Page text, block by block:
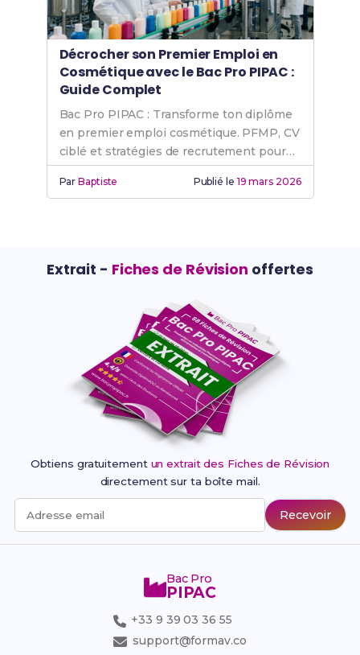
Décrocher son Premier Emploi en
Cosmétique avec le Bac Pro PIPAC :
Guide Complet
Bac Pro PIPAC : Transforme ton diplôme
en premier emploi cosmétique. PFMP, CV
ciblé et stratégies de recrutement pour
réussir.
ParBaptiste Publié le 19 mars 2026
Extrait - Fiches de Révision offertes
Obtiens gratuitement un extrait des Fiches de Révision
directement sur ta boîte mail.
Adresse email Recevoir
Bac Pro
PIPAC
+33 9 39 03 36 55
support@formav.co